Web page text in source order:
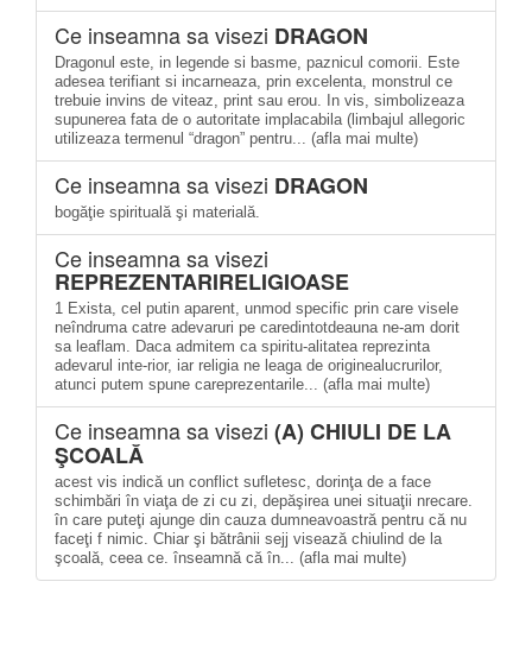
Ce inseamna sa visezi DRAGON
Dragonul este, in legende si basme, paznicul comorii. Este
adesea terifiant si incarneaza, prin excelenta, monstrul ce
trebuie invins de viteaz, print sau erou. In vis, simbolizeaza
supunerea fata de o autoritate implacabila (limbajul allegoric
utilizeaza termenul “dragon” pentru... (afla mai multe)
Ce inseamna sa visezi DRAGON
bogăţie spirituală şi materială.
Ce inseamna sa visezi
REPREZENTARIRELIGIOASE
1 Exista, cel putin aparent, unmod specific prin care visele
neîndruma catre adevaruri pe caredintotdeauna ne-am dorit
sa leaflam. Daca admitem ca spiritu-alitatea reprezinta
adevarul inte-rior, iar religia ne leaga de originealucrurilor,
atunci putem spune careprezentarile... (afla mai multe)
Ce inseamna sa visezi (A) CHIULI DE LA
ŞCOALĂ
acest vis indică un conflict sufletesc, dorinţa de a face
schimbări în viaţa de zi cu zi, depăşirea unei situaţii nrecare.
în care puteţi ajunge din cauza dumneavoastră pentru că nu
faceţi f nimic. Chiar şi bătrânii sejj visează chiulind de la
şcoală, ceea ce. înseamnă că în... (afla mai multe)